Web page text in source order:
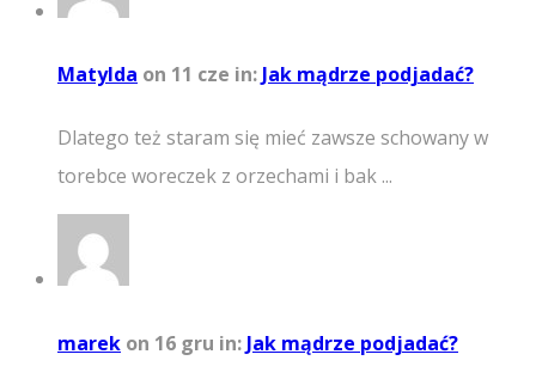
Matylda on 11 cze in: Jak mądrze podjadać?
Dlatego też staram się mieć zawsze schowany w
torebce woreczek z orzechami i bak ...
marek on 16 gru in: Jak mądrze podjadać?